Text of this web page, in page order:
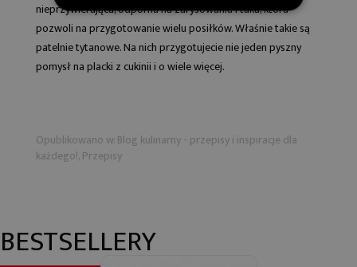
nieprzywierająca, odporna na zarysowania i taka, która
pozwoli na przygotowanie wielu posiłków. Właśnie takie są
patelnie tytanowe. Na nich przygotujecie nie jeden pyszny
pomysł na placki z cukinii i o wiele więcej.
Opublikowano w:Blog kulinarny - przepisy i inspiracje dla
każdego!,Przepisy
BESTSELLERY